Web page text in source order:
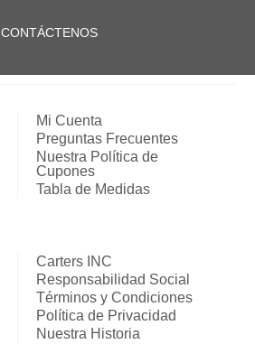
CONTÁCTENOS
Mi Cuenta
Preguntas Frecuentes
Nuestra Política de
Cupones
Tabla de Medidas
Carters INC
Responsabilidad Social
Términos y Condiciones
Política de Privacidad
Nuestra Historia